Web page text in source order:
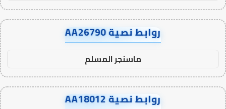
روابط نصية AA26790
ماسنجر المسلم
روابط نصية AA18012